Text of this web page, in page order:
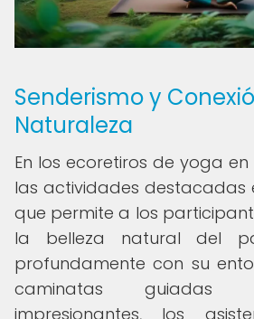
Senderismo y
Naturaleza
En los ecoretiros de yoga
las actividades destacadas
que permite a los
la belleza natural del
profundamente con su
caminatas guiadas
impresionantes, los